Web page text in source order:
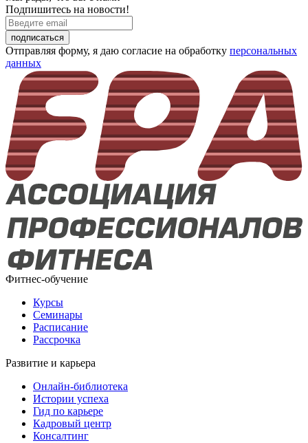
Подпишитесь на новости!
подписаться
Отправляя форму, я даю согласие на обработку персональных
данных
Фитнес-обучение
Курсы
Семинары
Расписание
Рассрочка
Развитие и карьера
Онлайн-библиотека
Истории успеха
Гид по карьере
Кадровый центр
Консалтинг